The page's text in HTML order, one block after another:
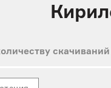
скачиваний